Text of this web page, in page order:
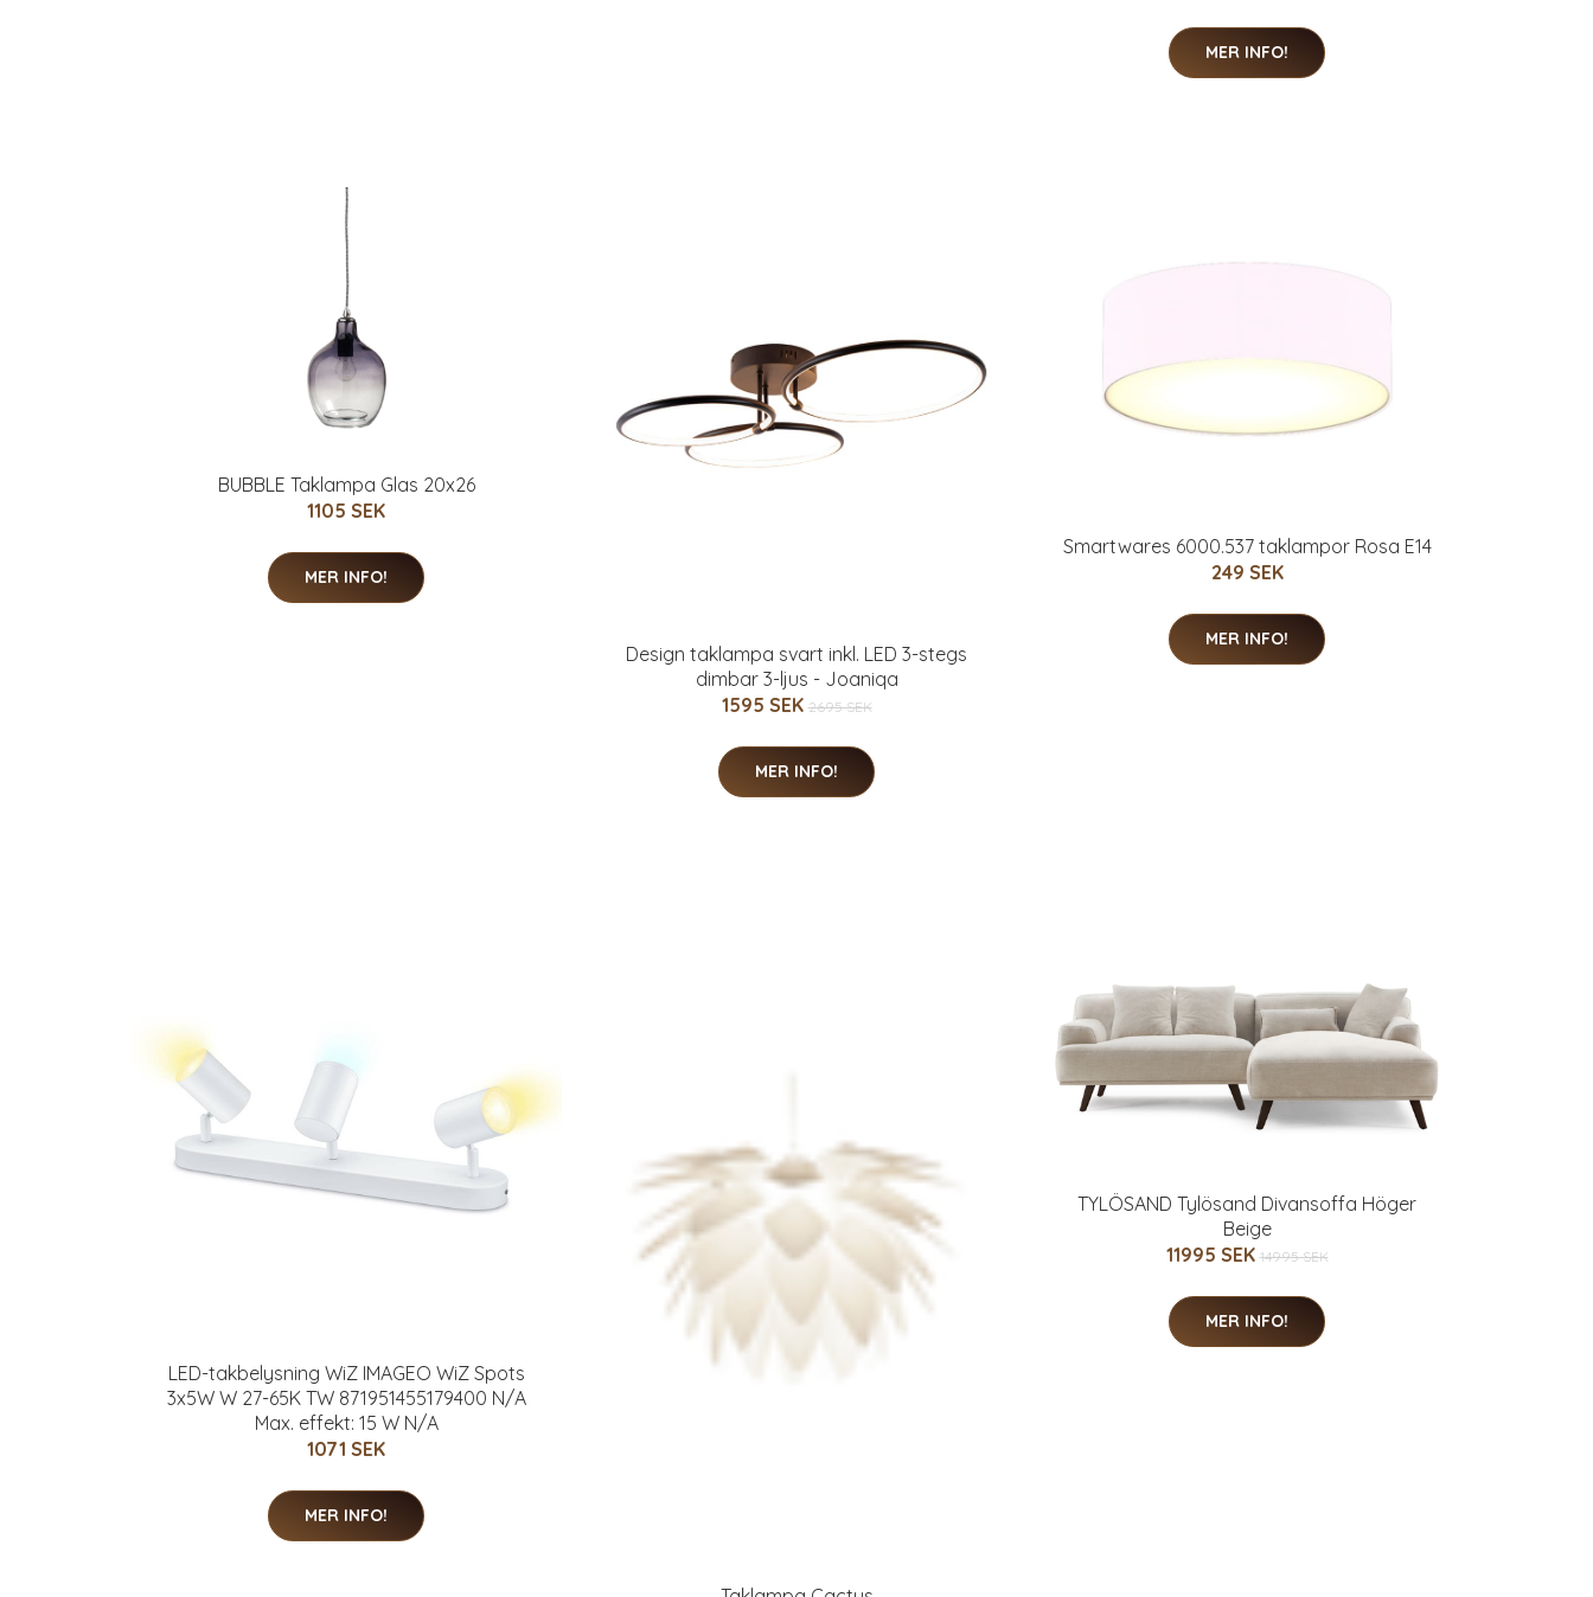
MER INFO!
BUBBLE Taklampa Glas 20x26
1105 SEK
MER INFO!
Design taklampa svart inkl. LED 3-stegs
dimbar 3-ljus - Joaniqa
1595 SEK 2695 SEK
MER INFO!
Smartwares 6000.537 taklampor Rosa E14
249 SEK
MER INFO!
LED-takbelysning WiZ IMAGEO WiZ Spots
3x5W W 27-65K TW 871951455179400 N/A
Max. effekt: 15 W N/A
1071 SEK
MER INFO!
TYLÖSAND Tylösand Divansoffa Höger
Beige
11995 SEK 14995 SEK
MER INFO!